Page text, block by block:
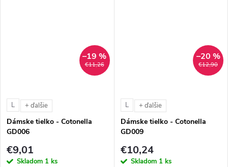
€11,26
–19 %
L + ďalšie
Dámske tielko - Cotonella
GD006
€9,01
Skladom 1 ks
€12,90
–20 %
L + ďalšie
Dámske tielko - Cotonella
GD009
€10,24
Skladom 1 ks